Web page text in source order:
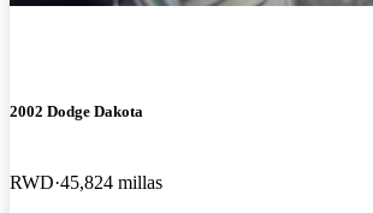
2002 Dodge Dakota
RWD 45,824 millas